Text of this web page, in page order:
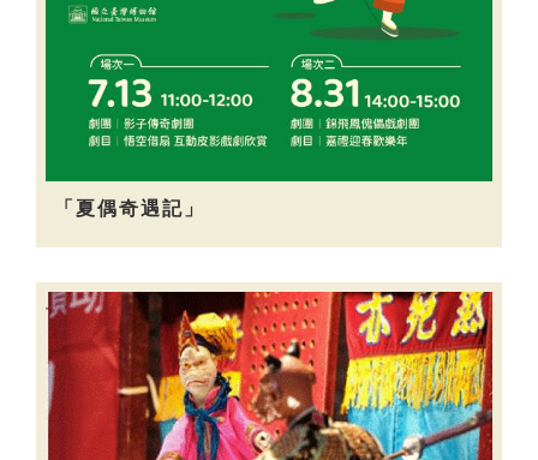
「夏偶奇遇記」